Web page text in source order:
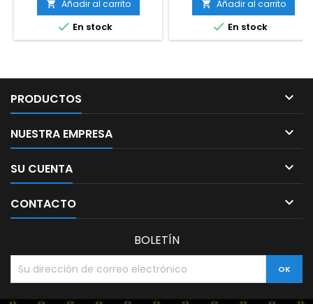
 Añadir al carrito
 En stock
 Añadir al carrito
 En stock
PRODUCTOS 
NUESTRA EMPRESA 
SU CUENTA 
CONTACTO 
BOLETÍN